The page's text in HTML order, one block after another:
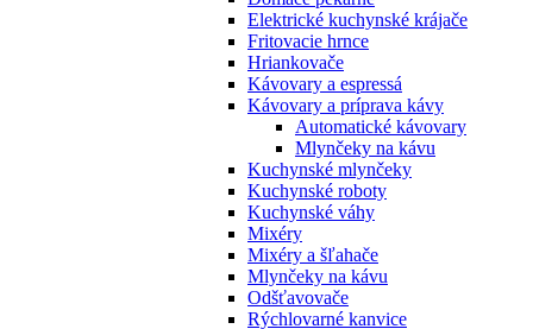
Elektrické kuchynské krájače
Fritovacie hrnce
Hriankovače
Kávovary a espressá
Kávovary a príprava kávy
Automatické kávovary
Mlynčeky na kávu
Kuchynské mlynčeky
Kuchynské roboty
Kuchynské váhy
Mixéry
Mixéry a šľahače
Mlynčeky na kávu
Odšťavovače
Rýchlovarné kanvice